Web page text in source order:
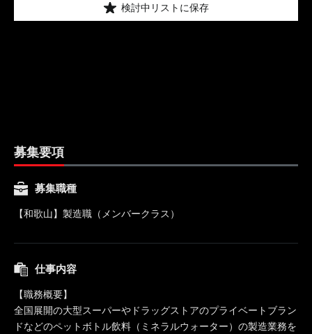
検討中リストに保存
募集要項
募集職種
【和歌山】製造職（メンバークラス）
仕事内容
【職務概要】
全国展開の大型スーパーやドラッグストアのプライベートブラン
ドなどのペットボトル飲料（ミネラルウォーター）の製造業務を